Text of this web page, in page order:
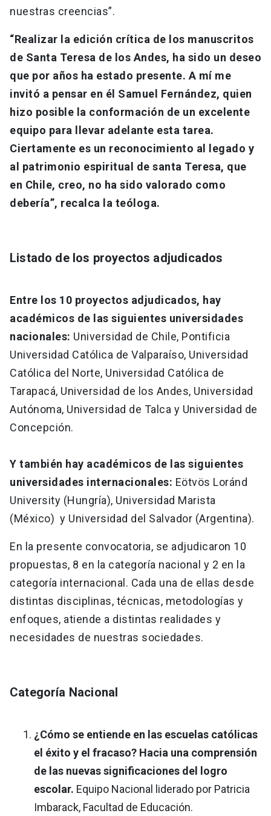
nuestras creencias”.
“Realizar la edición crítica de los manuscritos
de Santa Teresa de los Andes, ha sido un deseo
que por años ha estado presente. A mí me
invitó a pensar en él Samuel Fernández, quien
hizo posible la conformación de un excelente
equipo para llevar adelante esta tarea.
Ciertamente es un reconocimiento al legado y
al patrimonio espiritual de santa Teresa, que
en Chile, creo, no ha sido valorado como
debería”, recalca la teóloga.
Listado de los proyectos adjudicados
Entre los 10 proyectos adjudicados, hay
académicos de las siguientes universidades
nacionales: Universidad de Chile, Pontificia
Universidad Católica de Valparaíso, Universidad
Católica del Norte, Universidad Católica de
Tarapacá, Universidad de los Andes, Universidad
Autónoma, Universidad de Talca y Universidad de
Concepción.
Y también hay académicos de las siguientes
universidades internacionales: Eötvös Loránd
University (Hungría), Universidad Marista
(México) y Universidad del Salvador (Argentina).
En la presente convocatoria, se adjudicaron 10
propuestas, 8 en la categoría nacional y 2 en la
categoría internacional. Cada una de ellas desde
distintas disciplinas, técnicas, metodologías y
enfoques, atiende a distintas realidades y
necesidades de nuestras sociedades.
Categoría Nacional
¿Cómo se entiende en las escuelas católicas
el éxito y el fracaso? Hacia una comprensión
de las nuevas significaciones del logro
escolar. Equipo Nacional liderado por Patricia
Imbarack, Facultad de Educación.